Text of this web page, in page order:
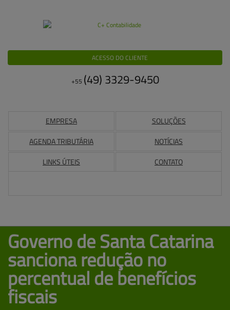
ACESSO DO CLIENTE
+55 (49) 3329-9450
EMPRESA SOLUÇÕES
AGENDA TRIBUTÁRIA NOTÍCIAS
LINKS ÚTEIS CONTATO
Governo de Santa Catarina
sanciona redução no
percentual de benefícios
fiscais